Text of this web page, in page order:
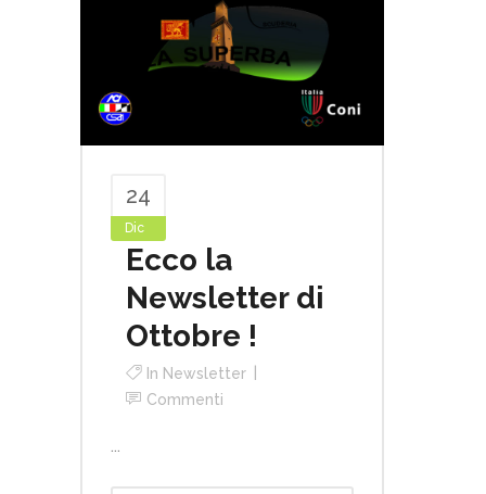
24
Dic
Ecco la
Newsletter di
Ottobre !
In Newsletter
Commenti